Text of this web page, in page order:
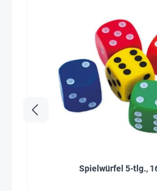
Spielwürfel 5-tlg.,